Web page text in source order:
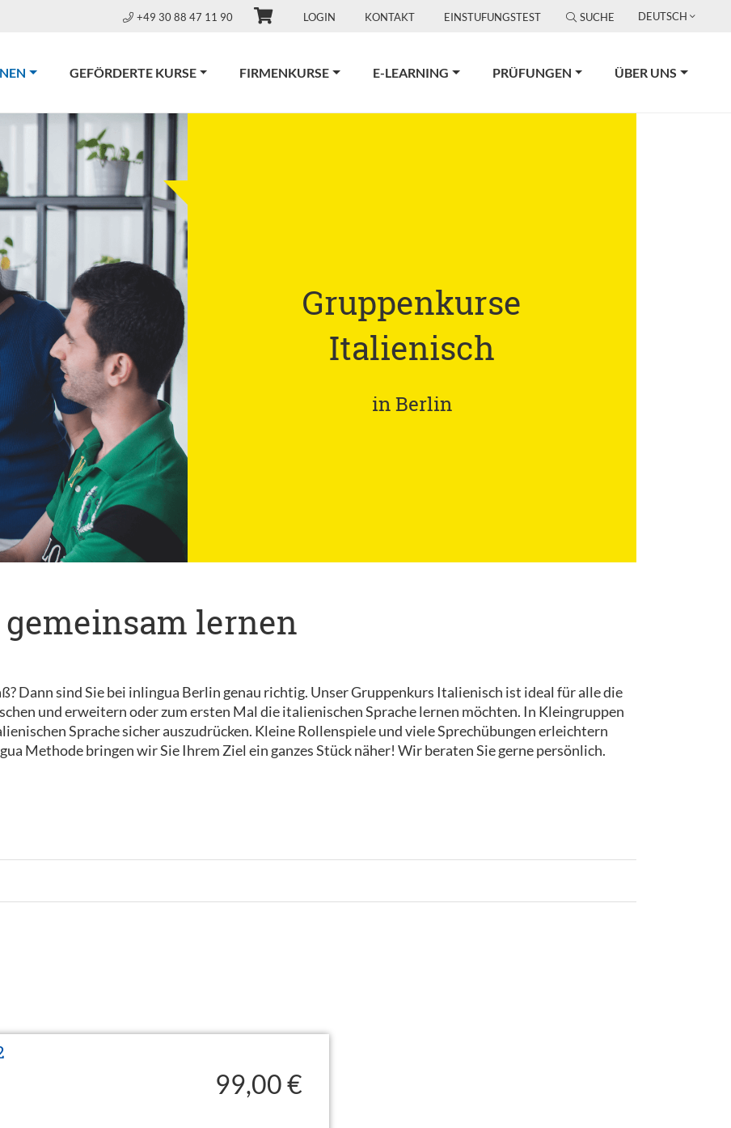
+49 30 88 47 11 90 LOGIN KONTAKT EINSTUFUNGSTEST SUCHE DEUTSCH
(CURRENT)GEFÖRDERTE KURSE FIRMENKURSE E-LEARNING PRÜFUNGEN ÜBER UNS
Gruppenkurse
Italienisch
in Berlin
lernen
Dann sind Sie bei inlingua Berlin genau richtig. Unser Gruppenkurs Italienisch ist ideal für alle die
und erweitern oder zum ersten Mal die italienischen Sprache lernen möchten. In Kleingruppen
Sprache sicher auszudrücken. Kleine Rollenspiele und viele Sprechübungen erleichtern
Methode bringen wir Sie Ihrem Ziel ein ganzes Stück näher! Wir beraten Sie gerne persönlich.
99,00 €